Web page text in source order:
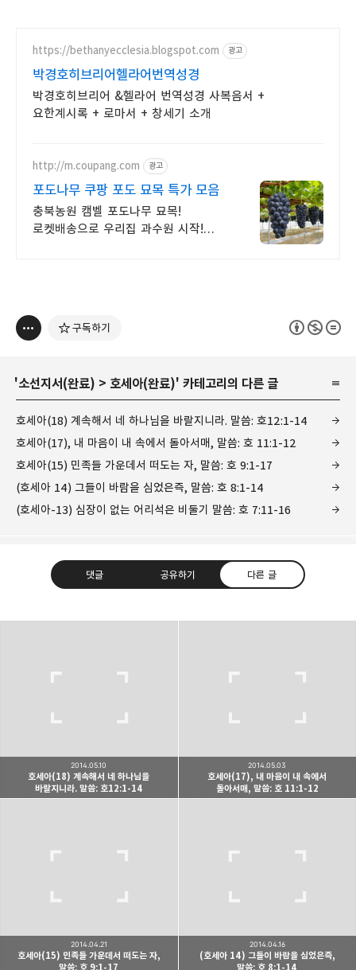
https://bethanyecclesia.blogspot.com 광고
박경호히브리어헬라어번역성경
박경호히브리어 &헬라어 번역성경 사복음서 +
요한계시록 + 로마서 + 창세기 소개
http://m.coupang.com 광고
포도나무 쿠팡 포도 묘목 특가 모음
충북농원 캠벨 포도나무 묘목!
로켓배송으로 우리집 과수원 시작!
구독하기
'소선지서(완료) > 호세아(완료)' 카테고리의 다른 글
호세아(18) 계속해서 네 하나님을 바랄지니라. 말씀: 호12:1-14
호세아(17), 내 마음이 내 속에서 돌아서매, 말씀: 호 11:1-12
호세아(15) 민족들 가운데서 떠도는 자, 말씀: 호 9:1-17
(호세아 14) 그들이 바람을 심었은즉, 말씀: 호 8:1-14
(호세아-13) 심장이 없는 어리석은 비둘기 말씀: 호 7:11-16
댓글 공유하기 다른 글
Believing Bible Studies
구독하기
호세아(18) 계속해서 네 하나님을
바랄지니라. 말씀: 호12:1-14
2014.05.10
호세아(17), 내 마음이 내 속에서
돌아서매, 말씀: 호 11:1-12
2014.05.03
호세아(15) 민족들 가운데서 떠도는 자,
말씀: 호 9:1-17
2014.04.21
(호세아 14) 그들이 바람을 심었은즉,
말씀: 호 8:1-14
2014.04.16